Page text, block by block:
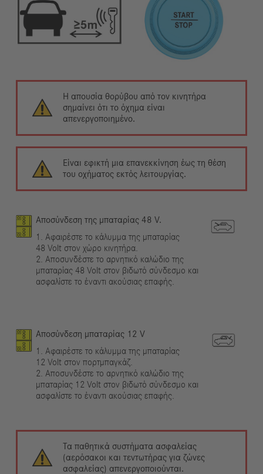
Η απουσία θορύβου από τον κινητήρα
σημαίνει ότι το όχημα είναι
απενεργοποιημένο.
Είναι εφικτή μια επανεκκίνηση έως τη θέση
του οχήματος εκτός λειτουργίας.
Αποσύνδεση της μπαταρίας 48 V.
1. Αφαιρέστε το κάλυμμα της μπαταρίας
48 Volt στον χώρο κινητήρα.
2. Αποσυνδέστε το αρνητικό καλώδιο της
μπαταρίας 48 Volt στον βιδωτό σύνδεσμο και
ασφαλίστε το έναντι ακούσιας επαφής.
Αποσύνδεση μπαταρίας 12 V
1. Αφαιρέστε το κάλυμμα της μπαταρίας
12 Volt στον πορτμπαγκάζ.
2. Αποσυνδέστε το αρνητικό καλώδιο της
μπαταρίας 12 Volt στον βιδωτό σύνδεσμο και
ασφαλίστε το έναντι ακούσιας επαφής.
Τα παθητικά συστήματα ασφαλείας
(αερόσακοι και τεντωτήρας για ζώνες
ασφαλείας) απενεργοποιούνται.